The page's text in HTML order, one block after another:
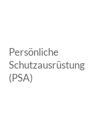
Persönliche
Schutzausrüstung
(PSA)